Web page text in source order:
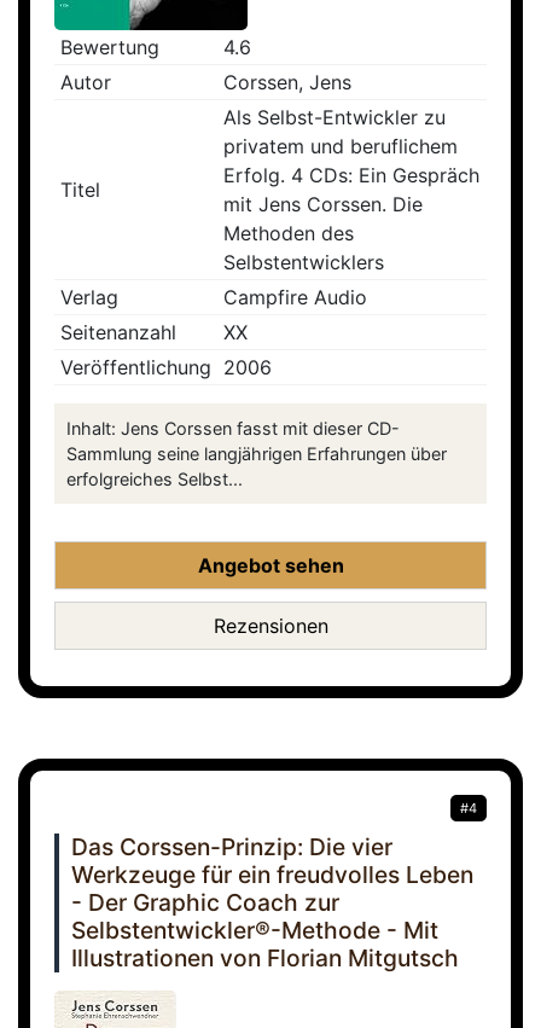
Bewertung
4.6
Autor
Corssen, Jens
Titel
Als Selbst-Entwickler zu
privatem und beruflichem
Erfolg. 4 CDs: Ein Gespräch
mit Jens Corssen. Die
Methoden des
Selbstentwicklers
Verlag
Campfire Audio
Seitenanzahl
XX
Veröffentlichung 2006
Inhalt: Jens Corssen fasst mit dieser CD-
Sammlung seine langjährigen Erfahrungen über
erfolgreiches Selbst...
Angebot sehen
Rezensionen
#4
Das Corssen-Prinzip: Die vier
Werkzeuge für ein freudvolles Leben
- Der Graphic Coach zur
Selbstentwickler®-Methode - Mit
Illustrationen von Florian Mitgutsch